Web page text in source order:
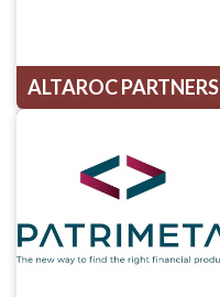
ALTAROC PARTNERS